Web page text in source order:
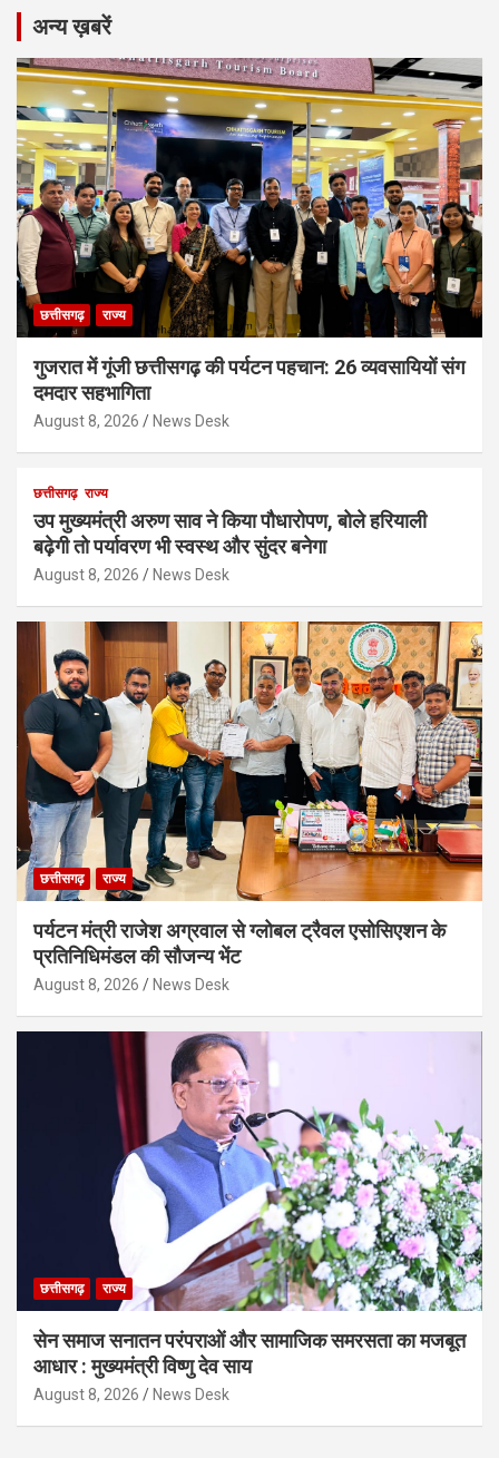
अन्य ख़बरें
छत्तीसगढ़ राज्य
गुजरात में गूंजी छत्तीसगढ़ की पर्यटन पहचान: 26 व्यवसायियों संग
दमदार सहभागिता
August 8, 2026 News Desk
छत्तीसगढ़ राज्य
उप मुख्यमंत्री अरुण साव ने किया पौधारोपण, बोले हरियाली
बढ़ेगी तो पर्यावरण भी स्वस्थ और सुंदर बनेगा
August 8, 2026 News Desk
छत्तीसगढ़ राज्य
पर्यटन मंत्री राजेश अग्रवाल से ग्लोबल ट्रैवल एसोसिएशन के
प्रतिनिधिमंडल की सौजन्य भेंट
August 8, 2026 News Desk
छत्तीसगढ़ राज्य
सेन समाज सनातन परंपराओं और सामाजिक समरसता का मजबूत
आधार : मुख्यमंत्री विष्णु देव साय
August 8, 2026 News Desk